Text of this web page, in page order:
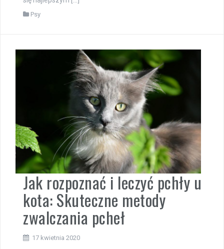
Psy
Jak rozpoznać i leczyć pchły u
kota: Skuteczne metody
zwalczania pcheł
17 kwietnia 2020